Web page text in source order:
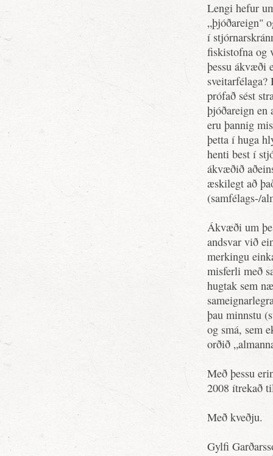
Lengi hefur
„þjóðareign"
í
fiskistofna og
þessu ákvæði
prófað sést
þjóðareign en
eru þannig
þetta í huga
henti best í
ákvæðið
æskilegt að
(samfélags-/
Ákvæði um
andsvar við
merkingu
misferli með
hugtak sem
þau minnstu
og smá, sem
orðið
Með þessu
2008 ítrekað
Með kveðju.
Gylfi